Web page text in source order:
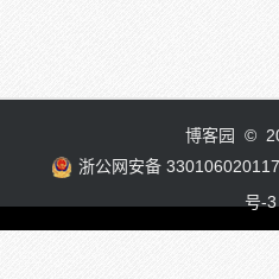
博客园
©
浙公网安备
号-3